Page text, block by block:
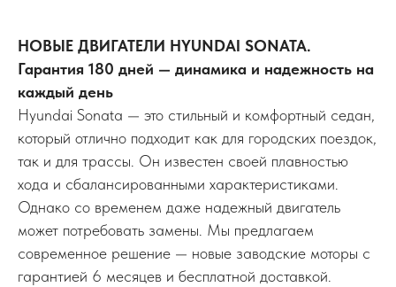
НОВЫЕ ДВИГАТЕЛИ HYUNDAI SONATA.
Гарантия 180 дней — динамика и надежность на
каждый день
Hyundai Sonata — это стильный и комфортный седан,
который отлично подходит как для городских поездок,
так и для трассы. Он известен своей плавностью
хода и сбалансированными характеристиками.
Однако со временем даже надежный двигатель
может потребовать замены. Мы предлагаем
современное решение — новые заводские моторы с
гарантией 6 месяцев и бесплатной доставкой.